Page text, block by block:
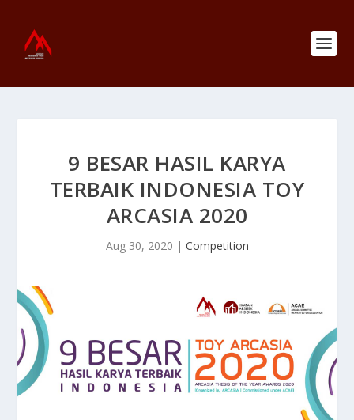
9 BESAR HASIL KARYA
TERBAIK INDONESIA TOY
ARCASIA 2020
Aug 30, 2020 | Competition